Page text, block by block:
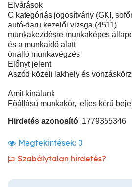
Elvárások
C kategóriás jogosítvány (GKI,
autó-daru kezelői vizsga (4511)
munkakezdésre munkaképes
és a munkaidő alatt
önálló munkavégzés
Előnyt jelent
Aszód közeli lakhely és
Amit kínálunk
Főállású munkakör, teljes körű
Hirdetés azonosító: 1779355346
Megtekintések: 0
Szabálytalan hirdetés?